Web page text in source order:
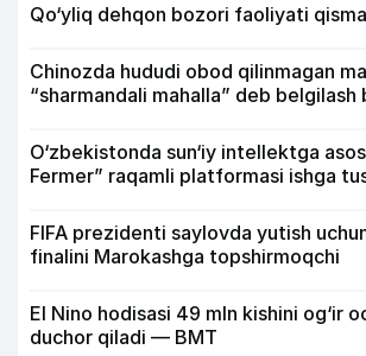
Qo‘yliq dehqon bozori faoliyati
Chinozda hududi obod qilinmagan
“sharmandali mahalla” deb belgilash
O‘zbekistonda sun‘iy intellektga
Fermer” raqamli platformasi ishga
FIFA prezidenti saylovda yutish
finalini Marokashga topshirmoqchi
El Nino hodisasi 49 mln kishini og‘ir
duchor qiladi — BMT